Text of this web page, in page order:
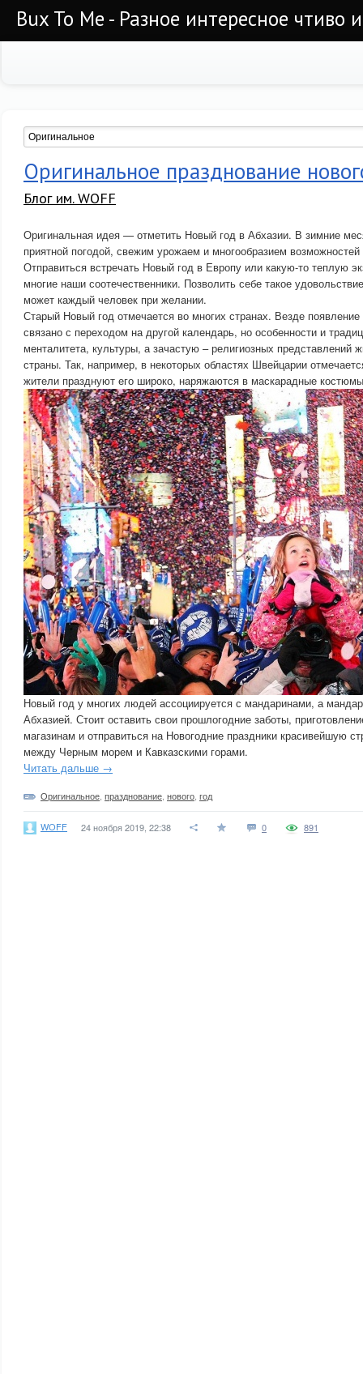
Bux To Me - Разное интересное чтиво
Оригинальное празднование
Блог им. WOFF
Оригинальная идея — отметить Новый год в Абхазии. В зимние
приятной погодой, свежим урожаем и многообразием возможностей
Отправиться встречать Новый год в Европу или какую-то теплую
многие наши соотечественники. Позволить себе такое
может каждый человек при желании.
Старый Новый год отмечается во многих странах. Везде появление
связано с переходом на другой календарь, но особенности и
менталитета, культуры, а зачастую – религиозных представлений
страны. Так, например, в некоторых областях Швейцарии
жители празднуют его широко, наряжаются в маскарадные
Новый год у многих людей ассоциируется с мандаринами, а
Абхазией. Стоит оставить свои прошлогодние заботы,
магазинам и отправиться на Новогодние праздники красивейшую
между Черным морем и Кавказскими горами.
Читать дальше →
Оригинальное празднование нового год
WOFF 24 ноября 2019, 22:38 0 891